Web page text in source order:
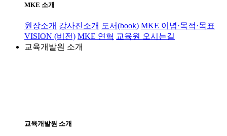
MKE 소개
원장소개 강사진소개 도서(book) MKE 이념·목적·목표
VISION (비전) MKE 연혁 교육원 오시는길
교육개발원 소개
교육개발원 소개